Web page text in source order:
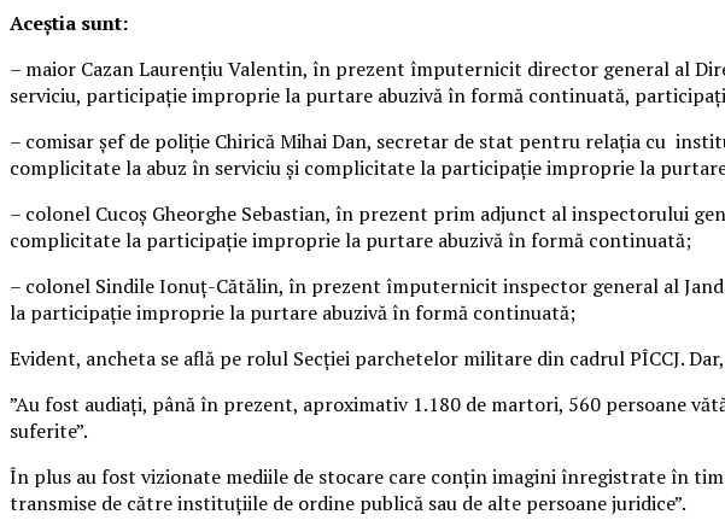
Aceștia sunt:
– maior Cazan Laurenţiu Valentin, în prezent împuternicit director general al
serviciu, participaţie improprie la purtare abuzivă în formă continuată,
– comisar şef de poliţie Chirică Mihai Dan, secretar de stat pentru relaţia cu
complicitate la abuz în serviciu și complicitate la participaţie improprie la
– colonel Cucoș Gheorghe Sebastian, în prezent prim adjunct al inspectorului
complicitate la participație improprie la purtare abuzivă în formă continuată;
– colonel Sindile Ionuț-Cătălin, în prezent împuternicit inspector general al
la participație improprie la purtare abuzivă în formă continuată;
Evident, ancheta se află pe rolul Secției parchetelor militare din cadrul PÎCCJ.
”Au fost audiați, până în prezent, aproximativ 1.180 de martori, 560 persoane
suferite”.
În plus au fost vizionate mediile de stocare care conțin imagini înregistrate în
transmise de către instituțiile de ordine publică sau de alte persoane juridice”.